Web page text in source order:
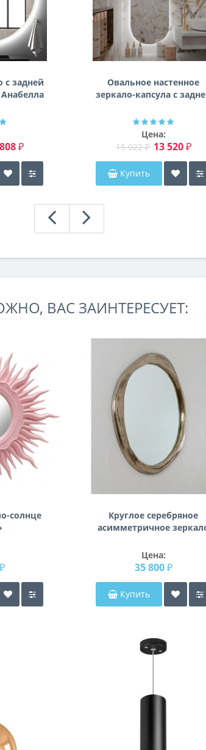
с задней
₽
Овальное настенное
зеркало-капсула с
Мэриэнн
Цена:
15 022 ₽ 13 520 ₽
Купить
ВАС ЗАИНТЕРЕСУЕТ:
солнце
Круглое серебряное
асимметричное
Арагон
Цена:
35 800 ₽
Купить